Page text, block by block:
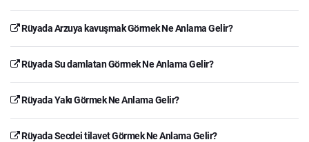
Rüyada Arzuya kavuşmak Görmek Ne Anlama Gelir?
Rüyada Su damlatan Görmek Ne Anlama Gelir?
Rüyada Yakı Görmek Ne Anlama Gelir?
Rüyada Secdei tilavet Görmek Ne Anlama Gelir?